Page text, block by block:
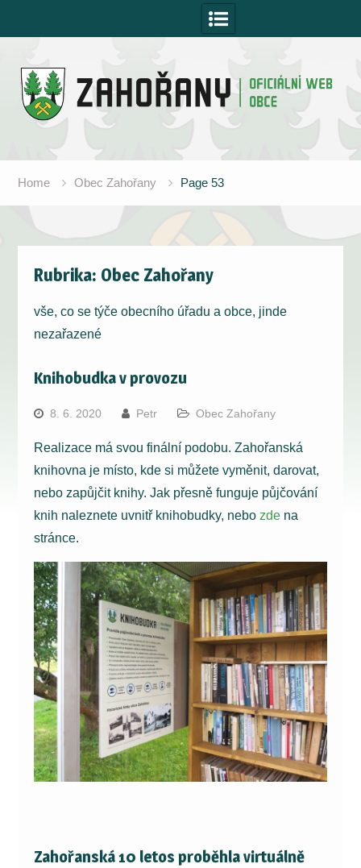
Home Obec Zahořany Page 53
Rubrika: Obec Zahořany
vše, co se týče obecního úřadu a obce, jinde
nezařazené
Knihobudka v provozu
8. 6. 2020 Petr Obec Zahořany
Realizace má svou finální podobu. Zahořanská
knihovna je místo, kde si můžete vyměnit, darovat,
nebo zapůjčit knihy. Jak přesně funguje půjčování
knih naleznete uvnitř knihobudky, nebo zdena
stránce.
Zahořanská 10 letos proběhla virtuálně